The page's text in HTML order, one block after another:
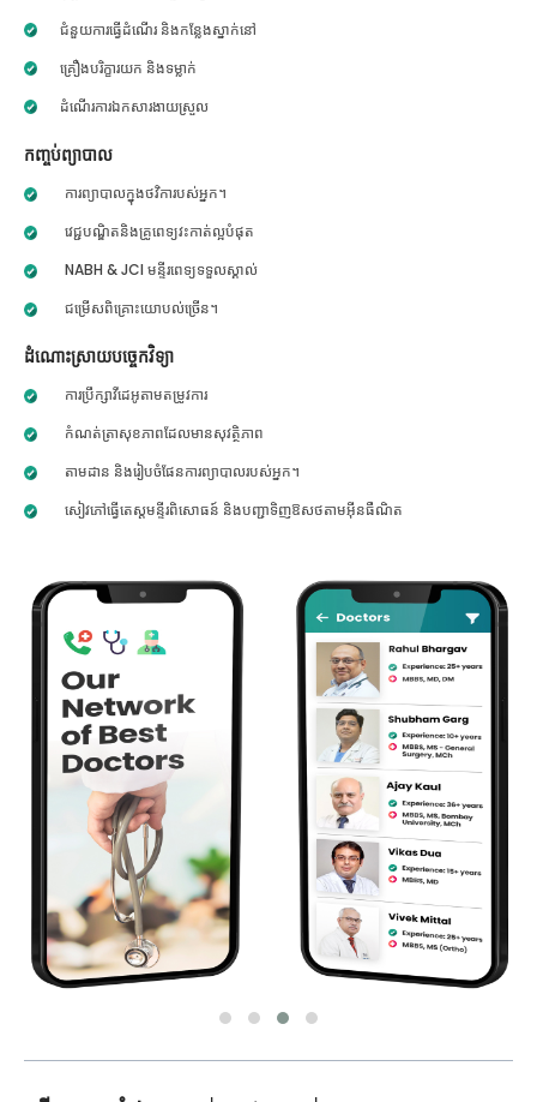
ជំនួយការធ្វើដំណើរ និងកន្លែងស្នាក់នៅ
គ្រឿងបរិក្ខារយក និងទម្លាក់
ដំណើរការឯកសារងាយស្រួល
កញ្ចប់ព្យាបាល
ការព្យាបាលក្នុងថវិការបស់អ្នក។
វេជ្ជបណ្ឌិតនិងគ្រូពេទ្យវះកាត់ល្អបំផុត
NABH & JCI មន្ទីរពេទ្យទទួលស្គាល់
ជម្រើសពិគ្រោះយោបល់ច្រើន។
ដំណោះស្រាយបច្ចេកវិទ្យា
ការប្រឹក្សាវីដេអូតាមតម្រូវការ
កំណត់ត្រាសុខភាពដែលមានសុវត្ថិភាព
តាមដាន និងរៀបចំផែនការព្យាបាលរបស់អ្នក។
សៀវភៅធ្វើតេស្តមន្ទីរពិសោធន៍ និងបញ្ជាទិញឱសថតាមអ៊ីនធឺណិត